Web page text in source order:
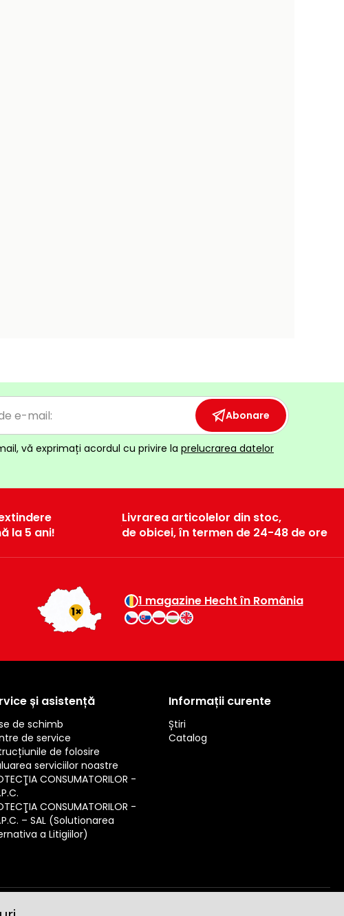
Abonare
vă exprimați acordul cu privire la prelucrarea datelor
la 5 ani!
Livrarea articolelor din stoc,
de obicei, în termen de 24-48 de ore
1 magazine Hecht în România
și asistență
de schimb
de service
de folosire
serviciilor noastre
CONSUMATORILOR -
CONSUMATORILOR -
– SAL (Solutionarea
a Litigiilor)
Informații curente
Știri
Catalog